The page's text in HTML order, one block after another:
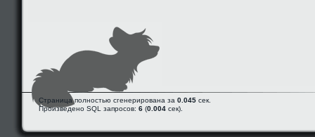
Страница полностью сгенерирована за 0.045 сек.
Произведено SQL запросов: 6 (0.004 сек).